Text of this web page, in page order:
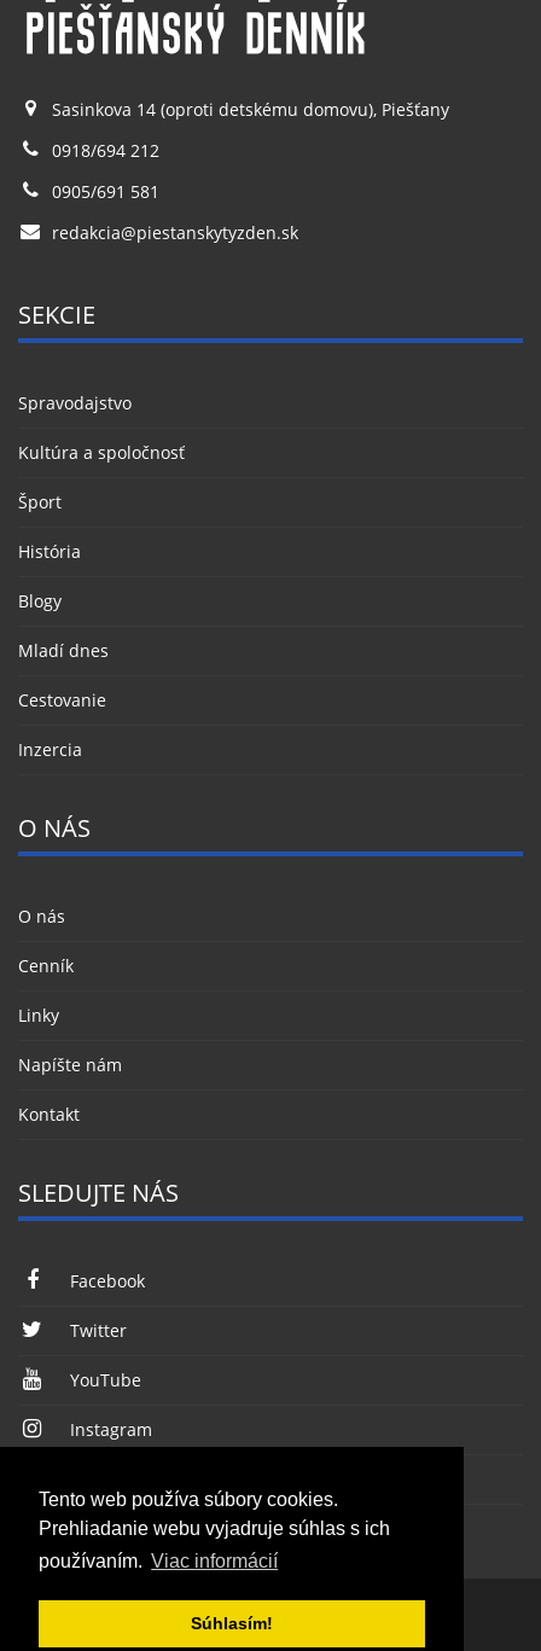
Tento web používa súbory cookies.
Prehliadanie webu vyjadruje súhlas s ich
používaním. Viac informácií
Súhlasím!
Sasinkova 14 (oproti detskému domovu), Piešťany
0918/694 212
0905/691 581
redakcia@piestanskytyzden.sk
SEKCIE
Spravodajstvo
Kultúra a spoločnosť
Šport
História
Blogy
Mladí dnes
Cestovanie
Inzercia
O NÁS
O nás
Cenník
Linky
Napíšte nám
Kontakt
SLEDUJTE NÁS
Facebook
Twitter
YouTube
Instagram
© 2026, Všetky práva vyhradené, WINTER média, a.s.
Webdizajn:Grappastudio&Enjoy :)